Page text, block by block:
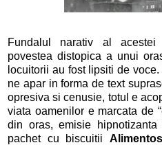
Fundalul narativ al
povestea distopica a unui
locuitorii au fost lipsiti de
ne apar in forma de text
opresiva si cenusie, totul e
viata oamenilor e marcata de
din oras, emisie
pachet cu biscuitii